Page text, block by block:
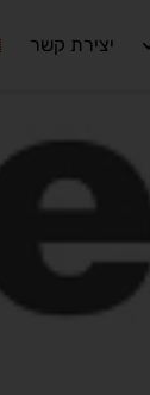
יצירת קשר